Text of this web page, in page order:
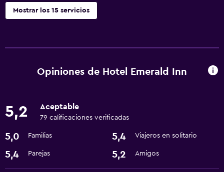
Mostrar los 15 servicios
Servicio de habitaciones
Ascensor
Áreas designadas para fumadores
Opiniones de Hotel Emerald Inn
5,2 Aceptable
79 calificaciones verificadas
5,0 Familias 5,4 Viajeros en solitario
5,4 Parejas 5,2 Amigos